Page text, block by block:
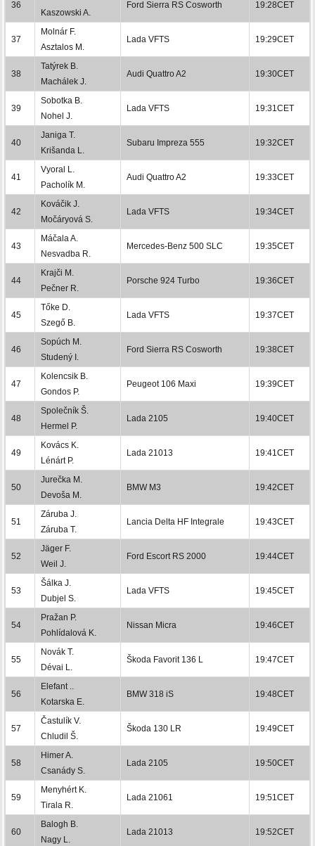
36
Kaszowski A.
Ford Sierra RS Cosworth 19:28CET
37
Molnár F.
Asztalos M.
Lada VFTS 19:29CET
38
Tatýrek B.
Machálek J.
Audi Quattro A2 19:30CET
39
Sobotka B.
Nohel J.
Lada VFTS 19:31CET
40
Janiga T.
Krišanda L.
Subaru Impreza 555 19:32CET
41
Vyoral L.
Pacholík M.
Audi Quattro A2 19:33CET
42
Kováčik J.
Močáryová S.
Lada VFTS 19:34CET
43
Máčala A.
Nesvadba R.
Mercedes-Benz 500 SLC 19:35CET
44
Krajči M.
Pečner R.
Porsche 924 Turbo 19:36CET
45
Tőke D.
Szegő B.
Lada VFTS 19:37CET
46
Sopúch M.
Studený I.
Ford Sierra RS Cosworth 19:38CET
47
Kolencsik B.
Gondos P.
Peugeot 106 Maxi 19:39CET
48
Společník Š.
Hermel P.
Lada 2105 19:40CET
49
Kovács K.
Lénárt P.
Lada 21013 19:41CET
50
Jurečka M.
Devoša M.
BMW M3 19:42CET
51
Záruba J.
Záruba T.
Lancia Delta HF Integrale 19:43CET
52
Jäger F.
Weil J.
Ford Escort RS 2000 19:44CET
53
Šálka J.
Dubjel S.
Lada VFTS 19:45CET
54
Pražan P.
Pohlídalová K.
Nissan Micra 19:46CET
55
Novák T.
Dévai L.
Škoda Favorit 136 L 19:47CET
56
Elefant ..
Kotarska E.
BMW 318 iS 19:48CET
57
Častulík V.
Chludil Š.
Škoda 130 LR 19:49CET
58
Himer A.
Csanády S.
Lada 2105 19:50CET
59
Menyhért K.
Tirala R.
Lada 21061 19:51CET
60
Balogh B.
Nagy L.
Lada 21013 19:52CET